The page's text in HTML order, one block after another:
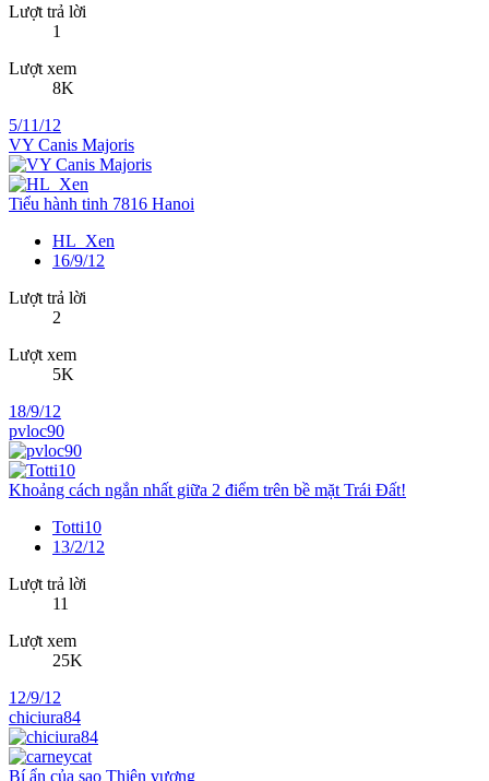
Lượt trả lời
1
Lượt xem
8K
5/11/12
VY Canis Majoris
Tiểu hành tinh 7816 Hanoi
HL_Xen
16/9/12
Lượt trả lời
2
Lượt xem
5K
18/9/12
pvloc90
Khoảng cách ngắn nhất giữa 2 điểm trên bề mặt Trái Đất!
Totti10
13/2/12
Lượt trả lời
11
Lượt xem
25K
12/9/12
chiciura84
Bí ẩn của sao Thiên vương